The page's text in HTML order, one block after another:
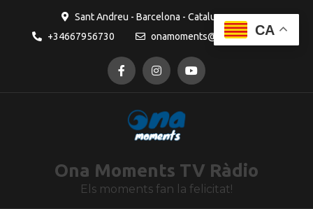
Sant Andreu - Barcelona - Catalunya
+34667956730
onamoments@gmail.com
Ona Moments TV Ràdio
Els moments fan la felicitat!
CA